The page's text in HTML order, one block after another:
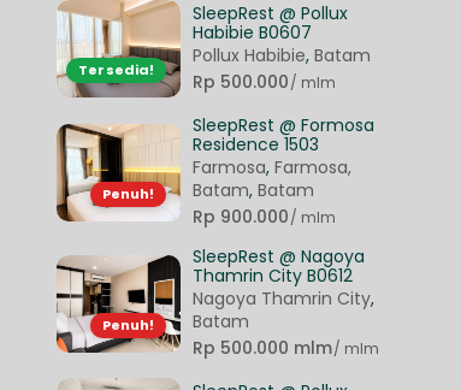
Tersedia!
SleepRest @ Pollux
Habibie B0607
Pollux Habibie,Batam
Rp 500.000/ mlm
Penuh!
SleepRest @ Formosa
Residence 1503
Farmosa,Farmosa,
Batam,Batam
Rp 900.000/ mlm
Penuh!
SleepRest @ Nagoya
Thamrin City B0612
Nagoya Thamrin City,
Batam
Rp 500.000 mlm/ mlm